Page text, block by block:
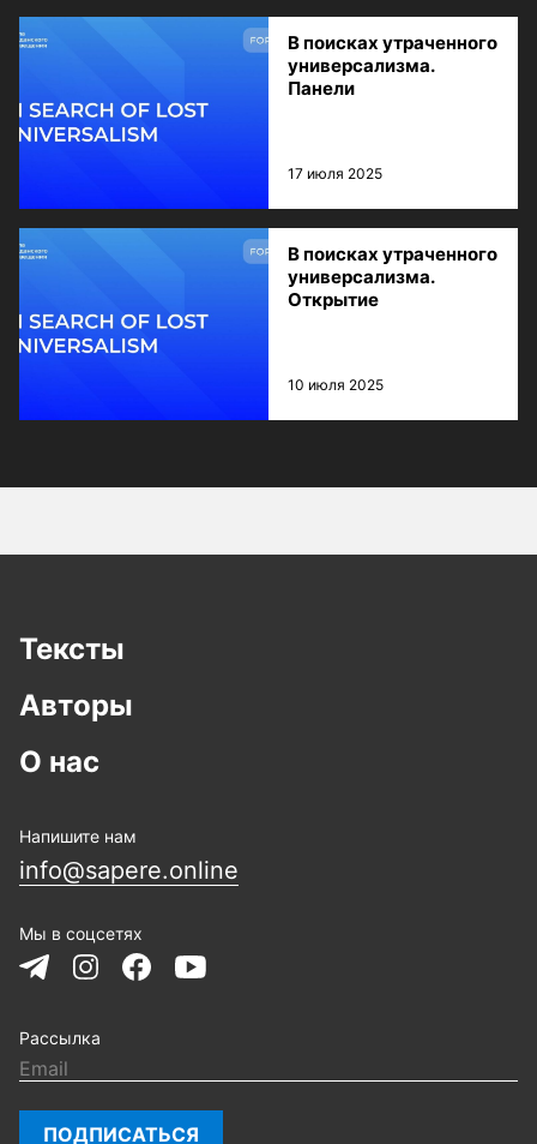
В поисках утраченного
универсализма.
Панели
17 июля 2025
В поисках утраченного
универсализма.
Открытие
10 июля 2025
Тексты
Авторы
О нас
Напишите нам
info@sapere.online
Мы в соцсетях
Рассылка
ПОДПИСАТЬСЯ